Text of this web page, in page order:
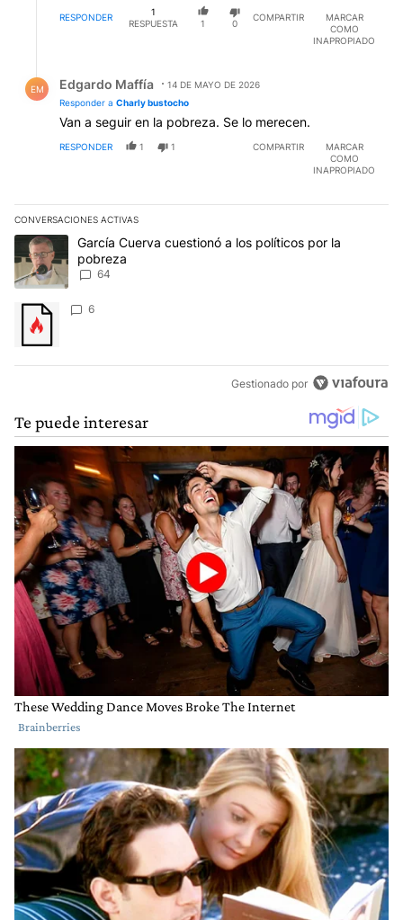
RESPONDER
1
RESPUESTA
1 0
COMPARTIR
MARCAR
COMO
INAPROPIADO
EM Edgardo Maffía
14 DE MAYO DE 2026
Responder a Charly bustocho
Van a seguir en la pobreza. Se lo merecen.
RESPONDER 1 1 COMPARTIR
MARCAR
COMO
INAPROPIADO
CONVERSACIONES ACTIVAS
Este listado muestra los artículos con más comentarios en los
Un artículo de tendencia con el título "García Cuerva cuestionó
García Cuerva cuestionó a los políticos por la
pobreza
64
Un artículo de tendencia con el título "" con 6 comentarios.
6
Gestionado por